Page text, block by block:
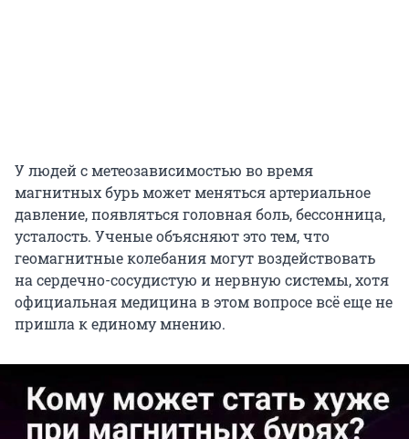
У людей с метеозависимостью во время
магнитных бурь может меняться артериальное
давление, появляться головная боль, бессонница,
усталость. Ученые объясняют это тем, что
геомагнитные колебания могут воздействовать
на сердечно-сосудистую и нервную системы, хотя
официальная медицина в этом вопросе всё еще не
пришла к единому мнению.